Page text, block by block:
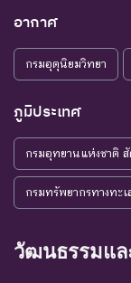
อากาศ
กรมอุตุนิยมวิทยา
ภูมิประเทศ
กรมอุทยานแห่งชาติ
กรมทรัพยากรทางทะเ
วัฒนธรรมแ